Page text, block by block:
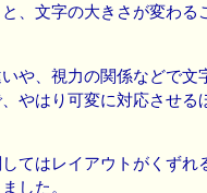
、文字の大きさが変わる
や、視力の関係などで文
やはり可変に対応させる
てはレイアウトがくずれ
した。